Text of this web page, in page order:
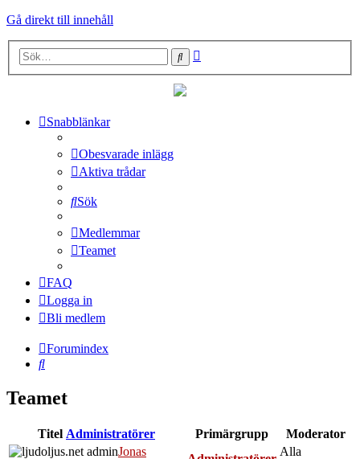
Gå direkt till innehåll
Sök
Snabblänkar
Obesvarade inlägg
Aktiva trådar
Sök
Medlemmar
Teamet
FAQ
Logga in
Bli medlem
Forumindex
Sök
Teamet
Titel Administratörer Primärgrupp
Moderator
Jonas
Alla